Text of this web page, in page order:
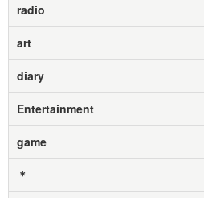
radio
art
diary
Entertainment
game
＊